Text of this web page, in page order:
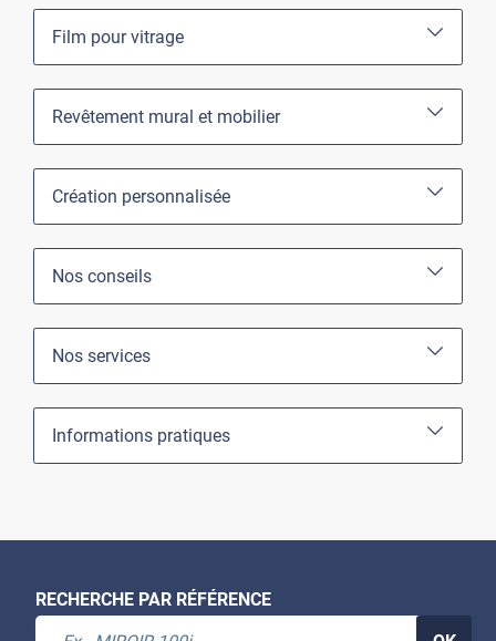
Film pour vitrage
Revêtement mural et mobilier
Création personnalisée
Nos conseils
Nos services
Informations pratiques
RECHERCHE PAR RÉFÉRENCE